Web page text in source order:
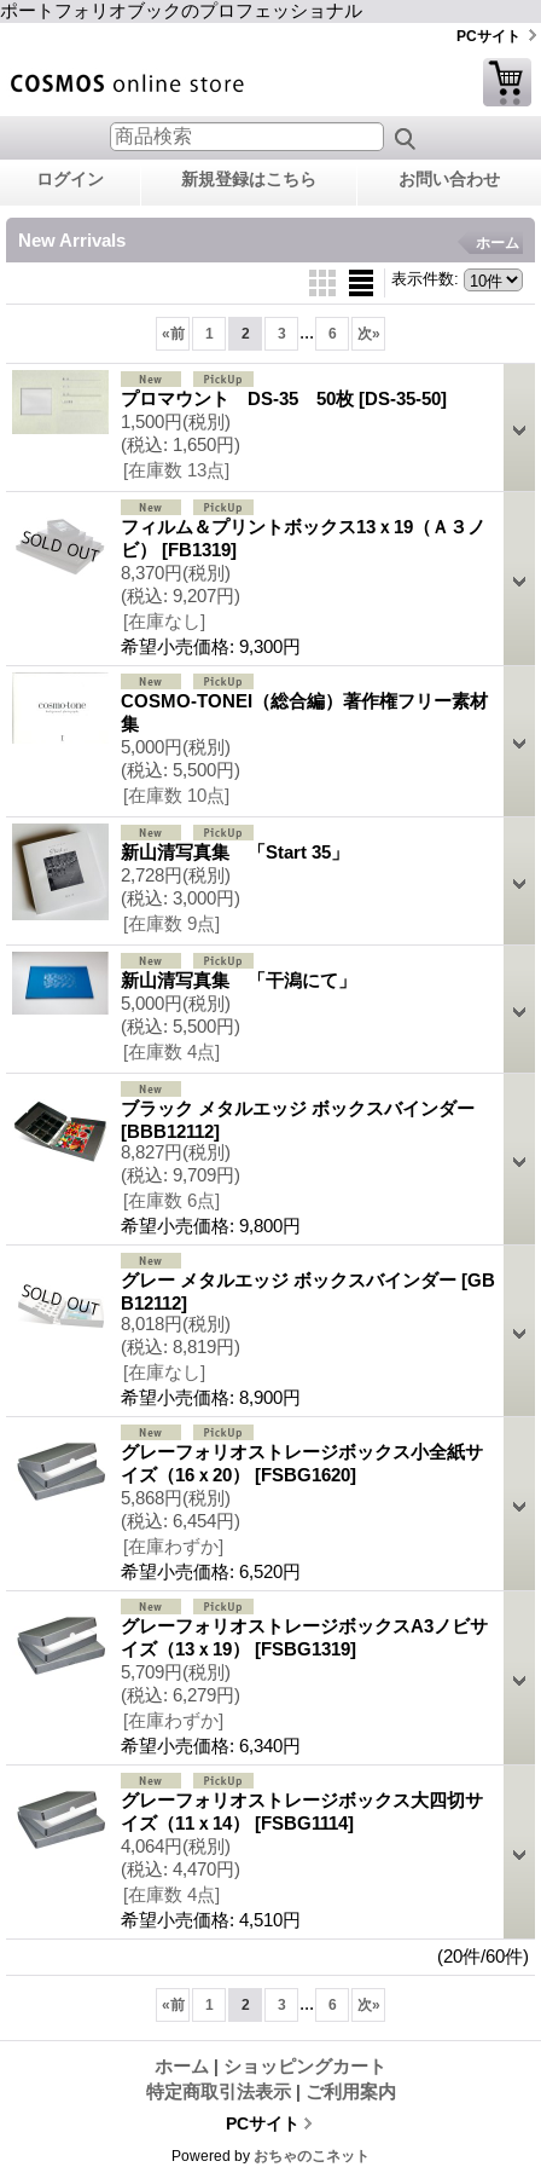
ポートフォリオブックのプロフェッショナル
PCサイト
ログイン 新規登録はこちら お問い合わせ
New Arrivals ホーム
表示件数:
«前 1 2 3 ... 6 次»
プロマウント DS-35 50枚 [DS-35-50]
1,500円(税別)
(税込: 1,650円)
[在庫数 13点]
フィルム＆プリントボックス13ｘ19（Ａ３ノ
ビ） [FB1319]
8,370円(税別)
(税込: 9,207円)
[在庫なし]
希望小売価格: 9,300円
COSMO-TONEI（総合編）著作権フリー素材
集
5,000円(税別)
(税込: 5,500円)
[在庫数 10点]
新山清写真集 「Start 35」
2,728円(税別)
(税込: 3,000円)
[在庫数 9点]
新山清写真集 「干潟にて」
5,000円(税別)
(税込: 5,500円)
[在庫数 4点]
ブラック メタルエッジ ボックスバインダー
[BBB12112]
8,827円(税別)
(税込: 9,709円)
[在庫数 6点]
希望小売価格: 9,800円
グレー メタルエッジ ボックスバインダー [GB
B12112]
8,018円(税別)
(税込: 8,819円)
[在庫なし]
希望小売価格: 8,900円
グレーフォリオストレージボックス小全紙サ
イズ（16ｘ20） [FSBG1620]
5,868円(税別)
(税込: 6,454円)
[在庫わずか]
希望小売価格: 6,520円
グレーフォリオストレージボックスA3ノビサ
イズ（13ｘ19） [FSBG1319]
5,709円(税別)
(税込: 6,279円)
[在庫わずか]
希望小売価格: 6,340円
グレーフォリオストレージボックス大四切サ
イズ（11ｘ14） [FSBG1114]
4,064円(税別)
(税込: 4,470円)
[在庫数 4点]
希望小売価格: 4,510円
(20件/60件)
«前 1 2 3 ... 6 次»
ホーム | ショッピングカート
特定商取引法表示 | ご利用案内
PCサイト
Powered by おちゃのこネット